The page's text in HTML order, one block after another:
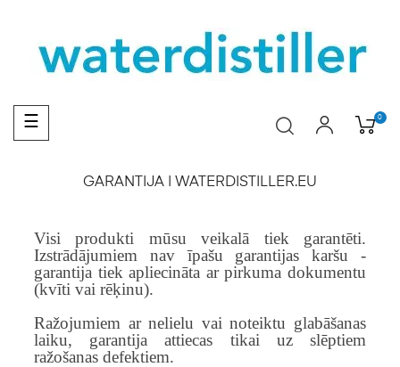
Toggle
☰ 0
GARANTIJA | WATERDISTILLER.EU
Visi produkti mūsu veikalā tiek garantēti.
Izstrādājumiem nav īpašu garantijas karšu -
garantija tiek apliecināta ar pirkuma dokumentu
(kvīti vai rēķinu).
Ražojumiem ar nelielu vai noteiktu glabāšanas
laiku, garantija attiecas tikai uz slēptiem
ražošanas defektiem.